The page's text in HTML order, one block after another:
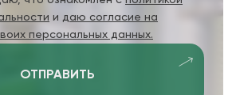
и даю согласие на
персональных данных.
ОТПРАВИТЬ